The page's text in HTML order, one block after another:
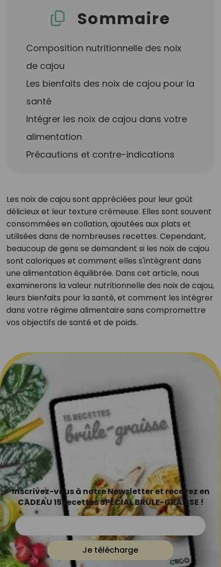
Sommaire
Composition nutritionnelle des noix
de cajou
Les bienfaits des noix de cajou pour la
santé
Intégrer les noix de cajou dans votre
alimentation
Précautions et contre-indications
Les noix de cajou sont appréciées pour leur goût
délicieux et leur texture crémeuse. Elles sont souvent
consommées en collation, ajoutées aux plats et
utilisées dans de nombreuses recettes. Cependant,
beaucoup de gens se demandent si les noix de cajou
sont caloriques et comment elles s'intègrent dans
une alimentation équilibrée. Dans cet article, nous
examinerons la valeur nutritionnelle des noix de cajou,
leurs bienfaits pour la santé, et comment les intégrer
dans votre régime alimentaire sans compromettre
vos objectifs de santé et de poids.
Inscrivez-vous à notre Newsletter et recevez en
CADEAU 15 recettes SPÉCIAL BRÛLE-GRAISSE !
Je télécharge